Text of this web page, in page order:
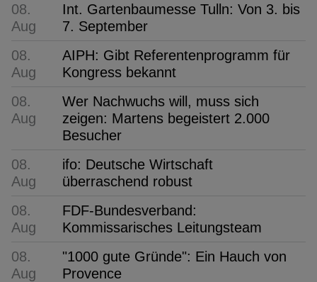
08.
Aug
Int. Gartenbaumesse Tulln: Von 3. bis
7. September
08.
Aug
AIPH: Gibt Referentenprogramm für
Kongress bekannt
08.
Aug
Wer Nachwuchs will, muss sich
zeigen: Martens begeistert 2.000
Besucher
08.
Aug
ifo: Deutsche Wirtschaft
überraschend robust
08.
Aug
FDF-Bundesverband:
Kommissarisches Leitungsteam
08.
Aug
"1000 gute Gründe": Ein Hauch von
Provence